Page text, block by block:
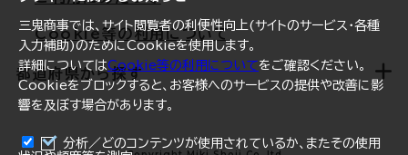
三鬼商事では、サイト閲覧者の利便性向上(サイトのサービス・各種
入力補助)のためにCookieを使用します。
詳細についてはCookie等の利用についてをご確認ください。
Cookieをブロックすると、お客様へのサービスの提供や改善に影
響を及ぼす場合があります。
分析／どのコンテンツが使用されているか、またその使用
横浜
福岡
オフィスリポート
ログイン
Cookie等の利用について
都道府県から探す